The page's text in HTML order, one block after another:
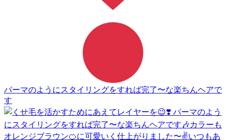
パーマのようにスタイリングをすれば完了〜な楽ちんヘアで
す